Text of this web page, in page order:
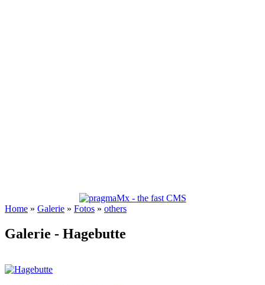
Home » Galerie » Fotos » others
Galerie - Hagebutte